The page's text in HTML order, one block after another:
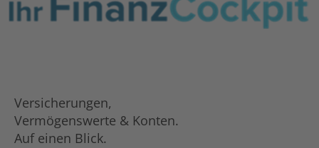
Versicherungen,
Vermögenswerte & Konten.
Auf einen Blick.